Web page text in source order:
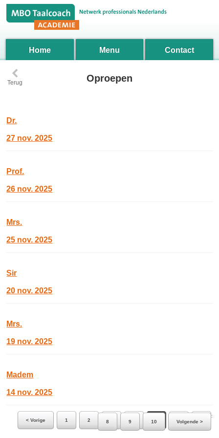
Home Menu Contact
‹
Terug Oproepen
Dr.
27 nov. 2025
Prof.
26 nov. 2025
Mrs.
25 nov. 2025
Sir
20 nov. 2025
Mrs.
19 nov. 2025
Madem
14 nov. 2025
Ga naar pagina:
< Vorige
1 2 5 6 7
8 9 10 Volgende >